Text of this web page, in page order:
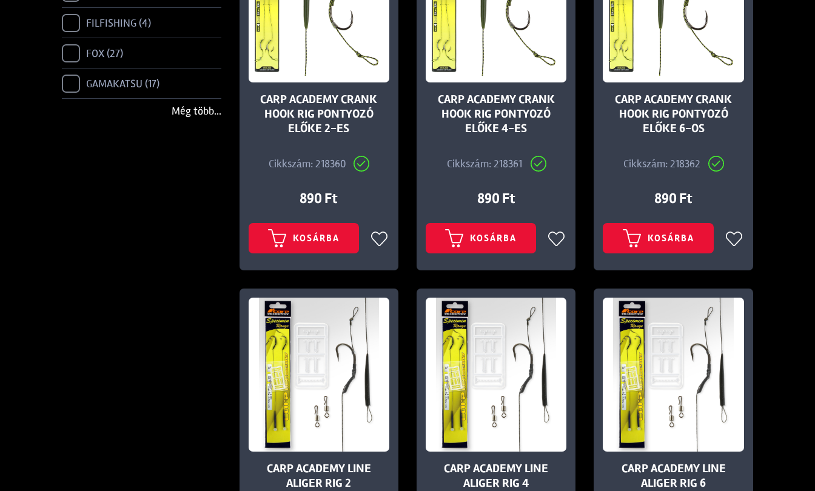
FILFISHING 4
FOX 27
GAMAKATSU 17
Még több...
CARP ACADEMY CRANK
HOOK RIG PONTYOZÓ
ELŐKE 2-ES
Cikkszám: 218360
890 Ft
KOSÁRBA
CARP ACADEMY CRANK
HOOK RIG PONTYOZÓ
ELŐKE 4-ES
Cikkszám: 218361
890 Ft
KOSÁRBA
CARP ACADEMY CRANK
HOOK RIG PONTYOZÓ
ELŐKE 6-OS
Cikkszám: 218362
890 Ft
KOSÁRBA
CARP ACADEMY LINE
ALIGER RIG 2
CARP ACADEMY LINE
ALIGER RIG 4
CARP ACADEMY LINE
ALIGER RIG 6